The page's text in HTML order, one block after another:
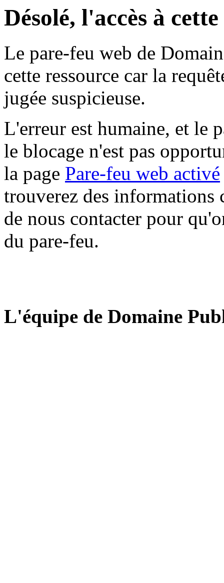
Désolé, l'accès à
Le pare-feu web de
cette ressource car la
jugée suspicieuse.
L'erreur est humaine, et le
le blocage n'est pas
la page Pare-feu web activé
trouverez des informations
de nous contacter pour
du pare-feu.
L'équipe de Domaine